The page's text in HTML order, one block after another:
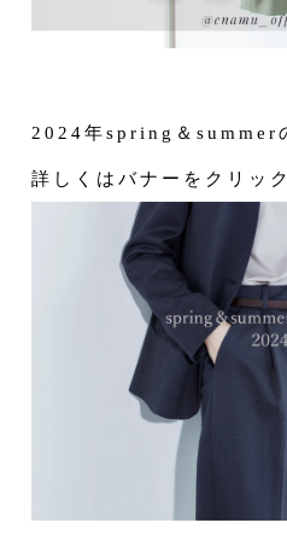
2024年spring＆summer
詳しくはバナーをクリック